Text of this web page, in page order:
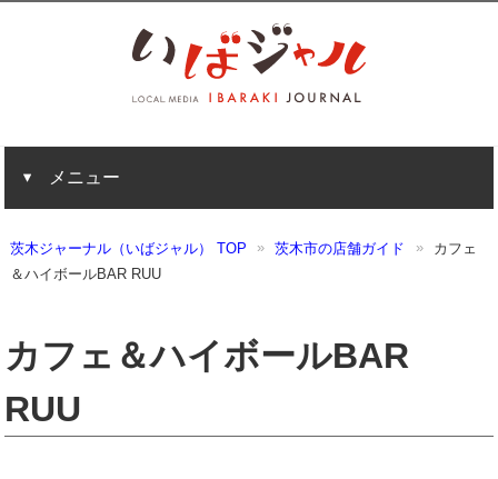
メニュー
茨木ジャーナル（いばジャル） TOP 茨木市の店舗ガイド
カフェ
＆ハイボールBAR RUU
カフェ＆ハイボールBAR
RUU